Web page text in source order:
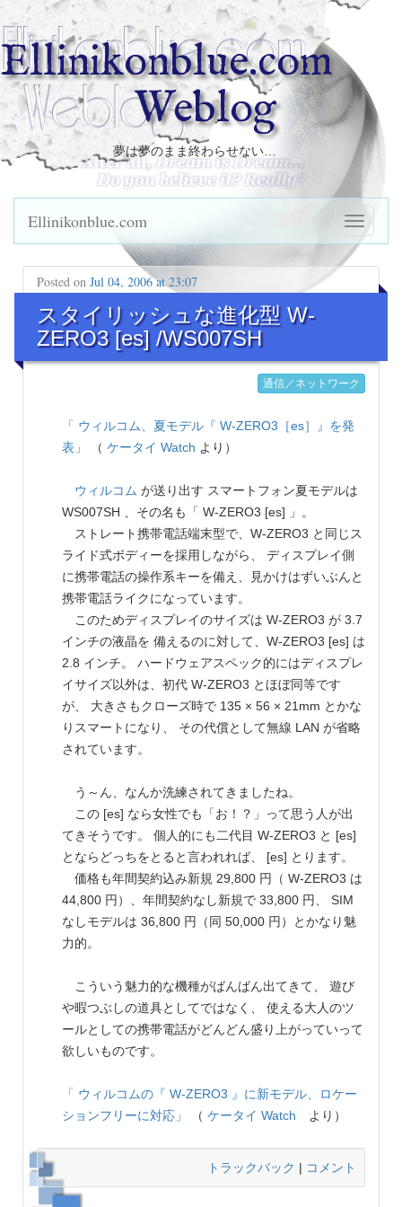
Ellinikonblue.com
Weblog
夢は夢のまま終わらせない…
Ellinikonblue.com
Posted on Jul 04, 2006 at 23:07
スタイリッシュな進化型 W-
ZERO3 [es] /WS007SH
通信／ネットワーク
「 ウィルコム、夏モデル『 W-ZERO3［es］』を発
表」
（ ケータイ Watch より）
ウィルコム が送り出す スマートフォン夏モデルは
WS007SH 、その名も「 W-ZERO3 [es] 」。
ストレート携帯電話端末型で、W-ZERO3 と同じス
ライド式ボディーを採用しながら、 ディスプレイ側
に携帯電話の操作系キーを備え、見かけはずいぶんと
携帯電話ライクになっています。
このためディスプレイのサイズは W-ZERO3 が 3.7
インチの液晶を 備えるのに対して、W-ZERO3 [es] は
2.8 インチ。 ハードウェアスペック的にはディスプレ
イサイズ以外は、初代 W-ZERO3 とほぼ同等です
が、 大きさもクローズ時で 135 × 56 × 21mm とかな
りスマートになり、 その代償として無線 LAN が省略
されています。
う～ん、なんか洗練されてきましたね。
この [es] なら女性でも「お！？」って思う人が出
てきそうです。 個人的にも二代目 W-ZERO3 と [es]
とならどっちをとると言われれば、 [es] とります。
価格も年間契約込み新規 29,800 円（ W-ZERO3 は
44,800 円）、年間契約なし新規で 33,800 円、 SIM
なしモデルは 36,800 円（同 50,000 円）とかなり魅
力的。
こういう魅力的な機種がばんばん出てきて、 遊び
や暇つぶしの道具としてではなく、 使える大人のツ
ールとしての携帯電話がどんどん盛り上がっていって
欲しいものです。
「 ウィルコムの『 W-ZERO3 』に新モデル、ロケー
ションフリーに対応」
（ ケータイ Watch より）
トラックバック | コメント